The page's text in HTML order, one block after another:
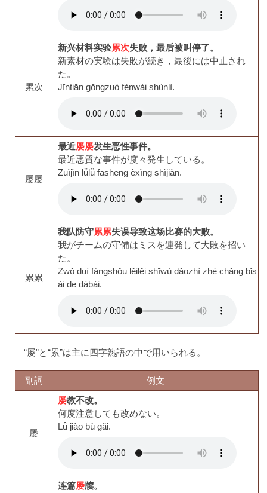
累次
新兴材料实验累次失败，最后被叫停了。
新素材の実験は失敗が続き，最後には中止され
た。
Jīntiān gōngzuò fènwài shùnlì.
屡屡
最近屡屡发生恶性事件。
最近悪質な事件が度々発生している。
Zuìjìn lǚlǚ fāshēng èxìng shìjiàn.
累累
我队防守累累失误导致这场比赛的大败。
我がチームの守備はミスを連発して大敗を招い
た。
Zwǒ duì fángshǒu lěilěi shīwù dǎozhì zhè chǎng bǐs
ài de dàbài.
“屡”と“累”は主に四字熟語の中で用いられる。
副詞 例文
屡
屡教不改。
何度注意しても改めない。
Lǚ jiào bù gǎi.
连篇屡牍。